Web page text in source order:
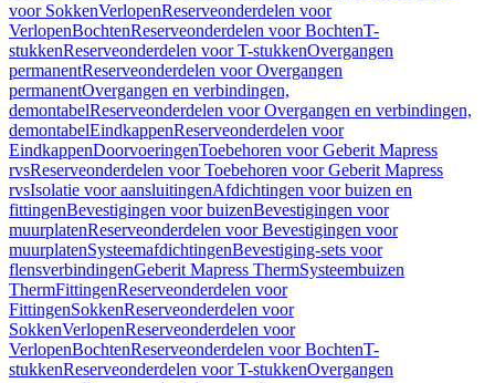
voor SokkenVerlopenReserveonderdelen voor
VerlopenBochtenReserveonderdelen voor BochtenT-
stukkenReserveonderdelen voor T-stukkenOvergangen
permanentReserveonderdelen voor Overgangen
permanentOvergangen en verbindingen,
demontabelReserveonderdelen voor Overgangen en verbindingen,
demontabelEindkappenReserveonderdelen voor
EindkappenDoorvoeringenToebehoren voor Geberit Mapress
rvsReserveonderdelen voor Toebehoren voor Geberit Mapress
rvsIsolatie voor aansluitingenAfdichtingen voor buizen en
fittingenBevestigingen voor buizenBevestigingen voor
muurplatenReserveonderdelen voor Bevestigingen voor
muurplatenSysteemafdichtingenBevestiging-sets voor
flensverbindingenGeberit Mapress ThermSysteembuizen
ThermFittingenReserveonderdelen voor
FittingenSokkenReserveonderdelen voor
SokkenVerlopenReserveonderdelen voor
VerlopenBochtenReserveonderdelen voor BochtenT-
stukkenReserveonderdelen voor T-stukkenOvergangen